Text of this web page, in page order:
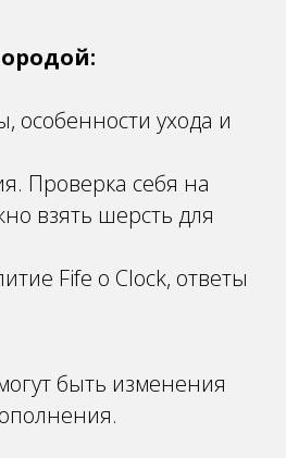
особенности ухода и
Проверка себя на
взять шерсть для
Fife o Clock, ответы
быть изменения